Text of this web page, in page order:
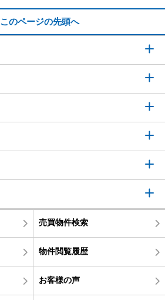
このページの先頭へ
売買物件検索
物件閲覧履歴
お客様の声